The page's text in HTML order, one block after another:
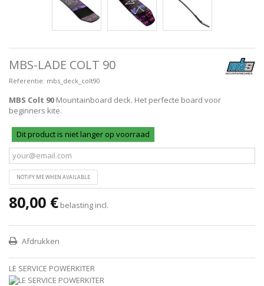
MBS-LADE COLT 90
Referentie: mbs_deck_colt90
MBS Colt 90 Mountainboard deck. Het perfecte board voor
beginners kite.
Dit product is niet langer op voorraad
NOTIFY ME WHEN AVAILABLE
80,00 € belasting incl.
Afdrukken
LE SERVICE POWERKITER